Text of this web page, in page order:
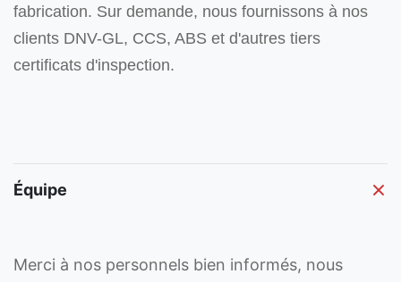
fabrication. Sur demande, nous fournissons à nos
clients DNV-GL, CCS, ABS et d'autres tiers
certificats d'inspection.
Équipe
Merci à nos personnels bien informés, nous